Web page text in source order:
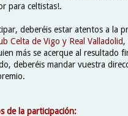
para celtistas!.
deberéis estar atentos a la
Celta de Vigo y Real Valladolid,
más se acerque al resultado
deberéis mandar vuestra
de la participación: